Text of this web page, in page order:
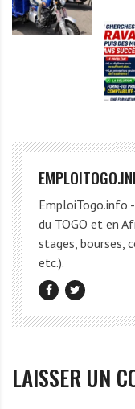
EmploiTogo.info
du TOGO et en
stages, bourses,
etc.).
LAISSER UN